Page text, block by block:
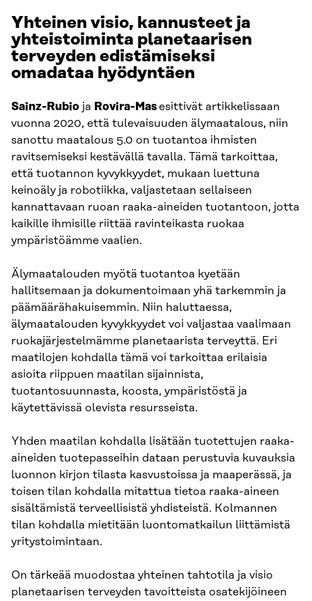
Yhteinen visio, kannusteet ja
yhteistoiminta planetaarisen
terveyden edistämiseksi
omadataa hyödyntäen
Sainz-Rubio ja Rovira-Masesittivät artikkelissaan
vuonna 2020, että tulevaisuuden älymaatalous, niin
sanottu maatalous 5.0 on tuotantoa ihmisten
ravitsemiseksi kestävällä tavalla. Tämä tarkoittaa,
että tuotannon kyvykkyydet, mukaan luettuna
keinoäly ja robotiikka, valjastetaan sellaiseen
kannattavaan ruoan raaka-aineiden tuotantoon, jotta
kaikille ihmisille riittää ravinteikasta ruokaa
ympäristöämme vaalien.
Älymaatalouden myötä tuotantoa kyetään
hallitsemaan ja dokumentoimaan yhä tarkemmin ja
päämäärähakuisemmin. Niin haluttaessa,
älymaatalouden kyvykkyydet voi valjastaa vaalimaan
ruokajärjestelmämme planetaarista terveyttä. Eri
maatilojen kohdalla tämä voi tarkoittaa erilaisia
asioita riippuen maatilan sijainnista,
tuotantosuunnasta, koosta, ympäristöstä ja
käytettävissä olevista resursseista.
Yhden maatilan kohdalla lisätään tuotettujen raaka-
aineiden tuotepasseihin dataan perustuvia kuvauksia
luonnon kirjon tilasta kasvustoissa ja maaperässä, ja
toisen tilan kohdalla mitattua tietoa raaka-aineen
sisältämistä terveellisistä yhdisteistä. Kolmannen
tilan kohdalla mietitään luontomatkailun liittämistä
yritystoimintaan.
On tärkeää muodostaa yhteinen tahtotila ja visio
planetaarisen terveyden tavoitteista osatekijöineen